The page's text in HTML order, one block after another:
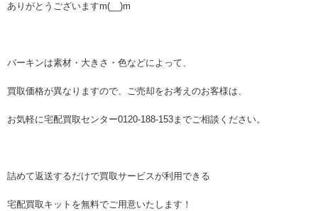
ありがとうございますm(__)m
バーキンは素材・大きさ・色などによって、
買取価格が異なりますので、ご売却をお考えのお客様は、
お気軽に宅配買取センター0120-188-153までご相談ください。
詰めて返送するだけで買取サービスが利用できる
宅配買取キットを無料でご用意いたします！